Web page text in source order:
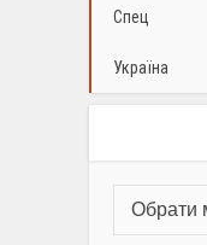
Спец
Україна